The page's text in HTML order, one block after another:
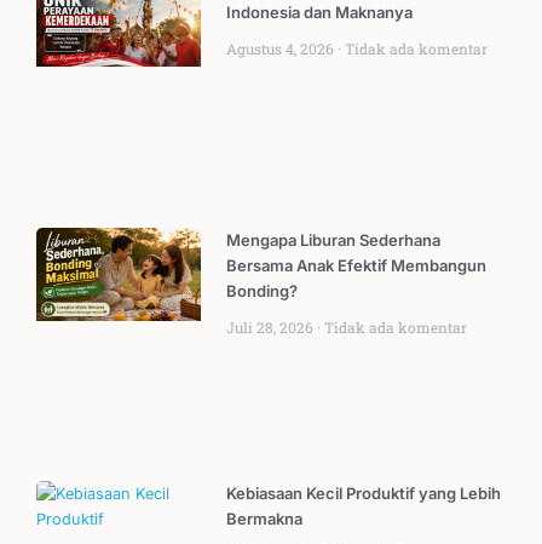
Indonesia dan Maknanya
Agustus 4, 2026
Tidak ada komentar
Mengapa Liburan Sederhana
Bersama Anak Efektif Membangun
Bonding?
Juli 28, 2026
Tidak ada komentar
Kebiasaan Kecil Produktif yang Lebih
Bermakna